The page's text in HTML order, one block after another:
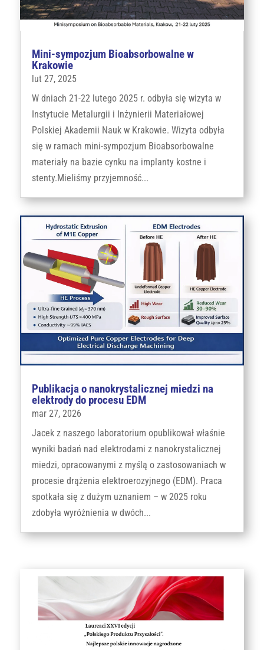
Mini-sympozjum Bioabsorbowalne w
Krakowie
lut 27, 2025
W dniach 21-22 lutego 2025 r. odbyła się wizyta w
Instytucie Metalurgii i Inżynierii Materiałowej
Polskiej Akademii Nauk w Krakowie. Wizyta odbyła
się w ramach mini-sympozjum Bioabsorbowalne
materiały na bazie cynku na implanty kostne i
stenty.Mieliśmy przyjemność...
Publikacja o nanokrystalicznej miedzi na
elektrody do procesu EDM
mar 27, 2026
Jacek z naszego laboratorium opublikował właśnie
wyniki badań nad elektrodami z nanokrystalicznej
miedzi, opracowanymi z myślą o zastosowaniach w
procesie drążenia elektroerozyjnego (EDM). Praca
spotkała się z dużym uznaniem – w 2025 roku
zdobyła wyróżnienia w dwóch...